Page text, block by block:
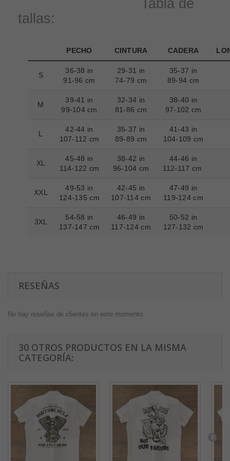
Tabla de
tallas:
PECHO CINTURA CADERA
S
36-38 in
91-96 cm
29-31 in
74-79 cm
35-37 in
89-94 cm
M
39-41 in
99-104 cm
32-34 in
81-86 cm
38-40 in
97-102 cm
L
42-44 in
107-112 cm
35-37 in
89-89 cm
41-43 in
104-109 cm
XL
45-48 in
114-122 cm
38-42 in
96-104 cm
44-46 in
112-117 cm
XXL
49-53 in
124-135 cm
42-45 in
107-114 cm
47-49 in
119-124 cm
3XL
54-58 in
137-147 cm
46-49 in
117-124 cm
50-52 in
127-132 cm
RESEÑAS
No hay reseñas de clientes en este momento.
30 OTROS PRODUCTOS EN LA MISMA
CATEGORÍA: